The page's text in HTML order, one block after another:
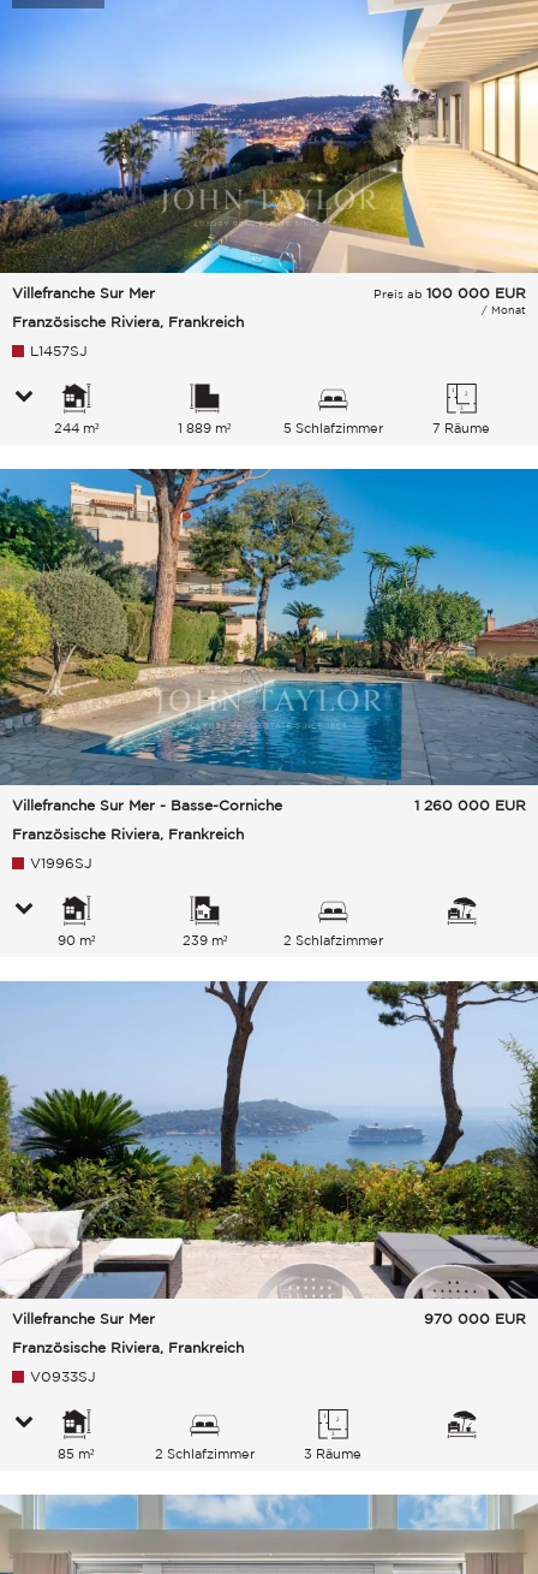
Villefranche Sur Mer
Französische Riviera, Frankreich
Preis ab 100 000 EUR
/ Monat
L1457SJ
244 m² 1 889 m² 5 Schlafzimmer 7 Räume
Villefranche Sur Mer - Basse-Corniche
Französische Riviera, Frankreich
1 260 000 EUR
V1996SJ
90 m² 239 m² 2 Schlafzimmer
Villefranche Sur Mer
Französische Riviera, Frankreich
970 000 EUR
V0933SJ
85 m² 2 Schlafzimmer 3 Räume